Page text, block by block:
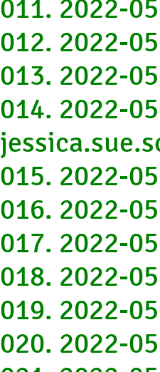
011. 2022-
012. 2022-
013. 2022-
014. 2022-
015. 2022-
016. 2022-
017. 2022-
018. 2022-
019. 2022-
020. 2022-